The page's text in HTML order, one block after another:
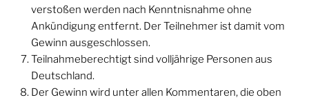
verstoßen werden nach Kenntnisnahme ohne
Ankündigung entfernt. Der Teilnehmer ist damit vom
Gewinn ausgeschlossen.
Teilnahmeberechtigt sind volljährige Personen aus
Deutschland.
Der Gewinn wird unter allen Kommentaren, die oben